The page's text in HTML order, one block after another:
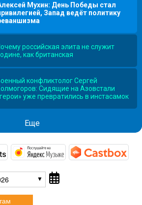
Мухин: День Победы стал
Запад ведёт политику
российская элита не служит
как британская
конфликтолог Сергей
Сидящие на Азовстали
уже превратились в инстасамок
Еще
https://podcasts.apple.com/ru/
https://